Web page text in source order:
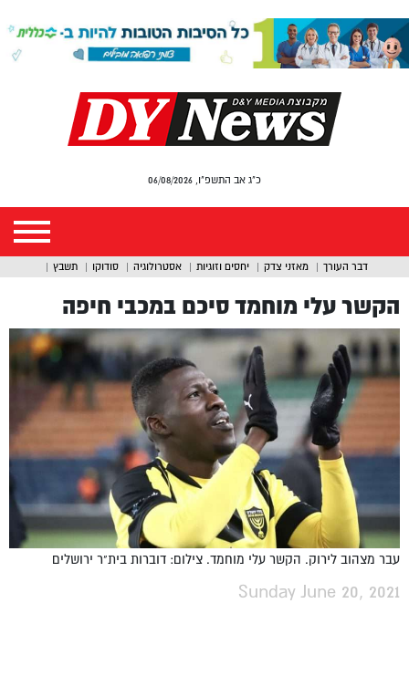
כ"ג אב התשפ"ו, 06/08/2026
דבר העורך מאזני צדק יחסים וזוגיות אסטרולוגיה סודוקו תשבץ
הקשר עלי מוחמד סיכם במכבי חיפה
עבר מצהוב לירוק. הקשר עלי מוחמד. צילום: דוברות בית"ר ירושלים
Sunday June 20, 2021